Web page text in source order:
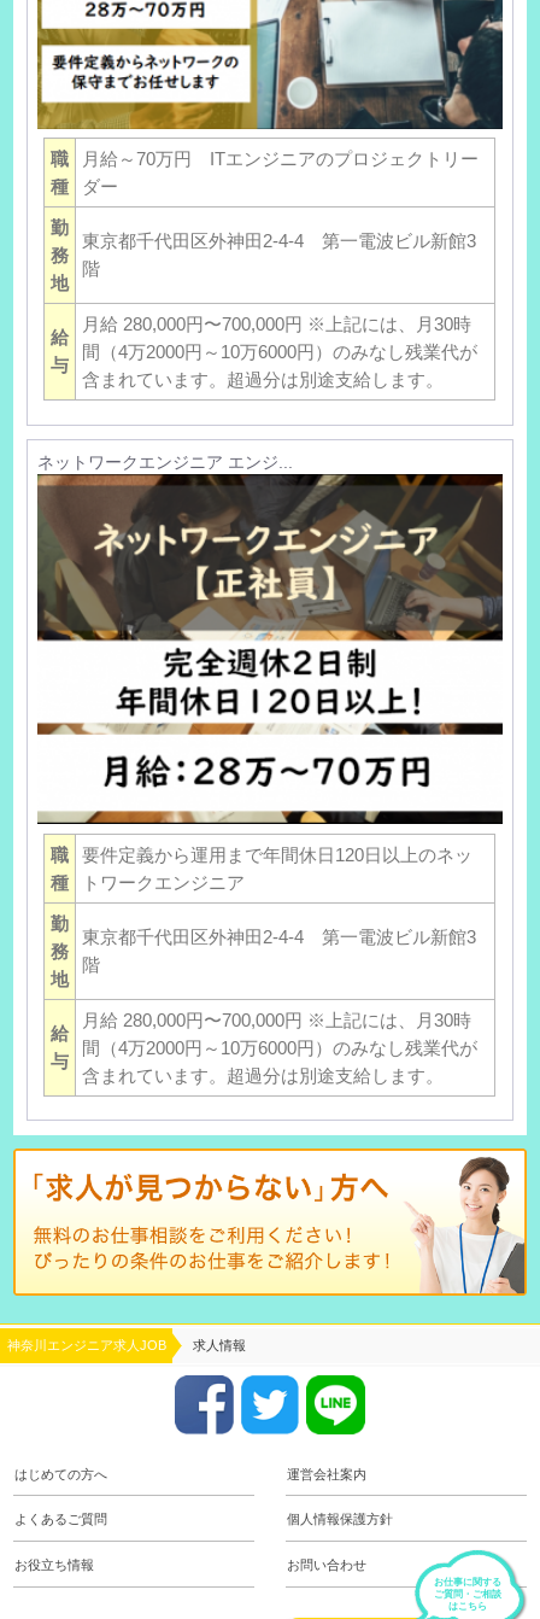
職
種
月給～70万円 ITエンジニアのプロジェクトリー
ダー
勤
務
地
東京都千代田区外神田2-4-4 第一電波ビル新館3
階
給
与
月給 280,000円〜700,000円 ※上記には、月30時
間（4万2000円～10万6000円）のみなし残業代が
含まれています。超過分は別途支給します。
ネットワークエンジニア エンジ...
職
種
要件定義から運用まで年間休日120日以上のネッ
トワークエンジニア
勤
務
地
東京都千代田区外神田2-4-4 第一電波ビル新館3
階
給
与
月給 280,000円〜700,000円 ※上記には、月30時
間（4万2000円～10万6000円）のみなし残業代が
含まれています。超過分は別途支給します。
神奈川エンジニア求人JOB 求人情報
はじめての方へ 運営会社案内
よくあるご質問 個人情報保護方針
お役立ち情報 お問い合わせ
お仕事に関する
ご質問・ご相談
はこちら